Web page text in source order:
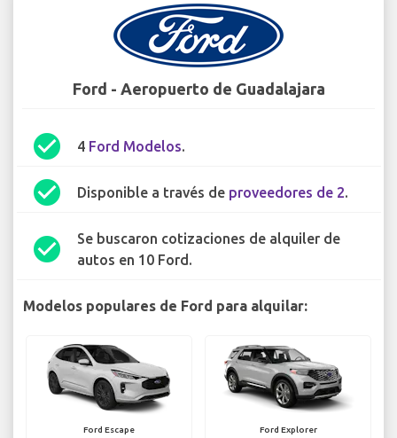
Ford - Aeropuerto de Guadalajara
check_circle 4 Ford Modelos.
check_circle Disponible a través de proveedores de 2.
check_circle
Se buscaron cotizaciones de alquiler de
autos en 10 Ford.
Modelos populares de Ford para alquilar:
Ford Escape Ford Explorer